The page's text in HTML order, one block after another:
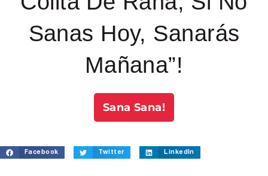
Sanas Hoy, Sanarás
Mañana”!
Sana Sana!
Facebook Twitter LinkedIn